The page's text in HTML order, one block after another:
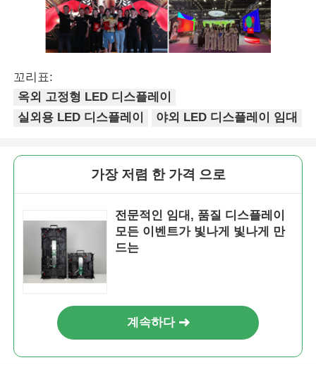
꼬리표:
옥외 고정형 LED 디스플레이
실외용 LED 디스플레이
야외 LED 디스플레이 임대
가장 저렴 한 가격 으로
전문적인 임대, 품질 디스플레이
모든 이벤트가 빛나게 빛나게 만
드는
계속하다